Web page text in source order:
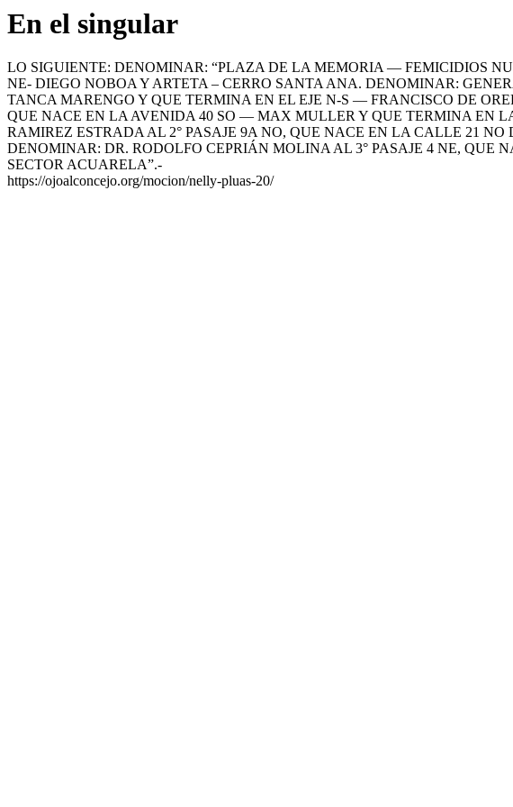
En el singular
LO SIGUIENTE: DENOMINAR: “PLAZA DE LA MEMORIA — FEMICIDIOS
NE- DIEGO NOBOA Y ARTETA – CERRO SANTA ANA. DENOMINAR:
TANCA MARENGO Y QUE TERMINA EN EL EJE N-S — FRANCISCO DE
QUE NACE EN LA AVENIDA 40 SO — MAX MULLER Y QUE TERMINA EN
RAMIREZ ESTRADA AL 2° PASAJE 9A NO, QUE NACE EN LA CALLE 21
DENOMINAR: DR. RODOLFO CEPRIÁN MOLINA AL 3° PASAJE 4 NE, QUE
SECTOR ACUARELA”.-
https://ojoalconcejo.org/mocion/nelly-pluas-20/